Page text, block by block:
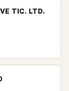
TIC. LTD.